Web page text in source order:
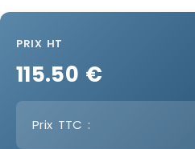
PRIX HT
115.50 €
Prix TTC :